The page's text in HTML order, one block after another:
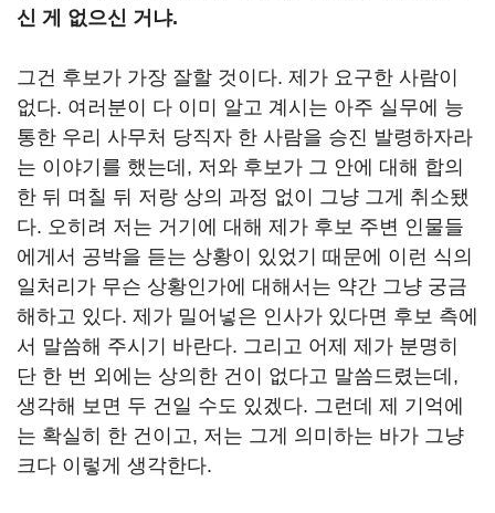
신 게 없으신 거냐.
그건 후보가 가장 잘할 것이다. 제가 요구한 사람이
없다. 여러분이 다 이미 알고 계시는 아주 실무에 능
통한 우리 사무처 당직자 한 사람을 승진 발령하자라
는 이야기를 했는데, 저와 후보가 그 안에 대해 합의
한 뒤 며칠 뒤 저랑 상의 과정 없이 그냥 그게 취소됐
다. 오히려 저는 거기에 대해 제가 후보 주변 인물들
에게서 공박을 듣는 상황이 있었기 때문에 이런 식의
일처리가 무슨 상황인가에 대해서는 약간 그냥 궁금
해하고 있다. 제가 밀어넣은 인사가 있다면 후보 측에
서 말씀해 주시기 바란다. 그리고 어제 제가 분명히
단 한 번 외에는 상의한 건이 없다고 말씀드렸는데,
생각해 보면 두 건일 수도 있겠다. 그런데 제 기억에
는 확실히 한 건이고, 저는 그게 의미하는 바가 그냥
크다 이렇게 생각한다.